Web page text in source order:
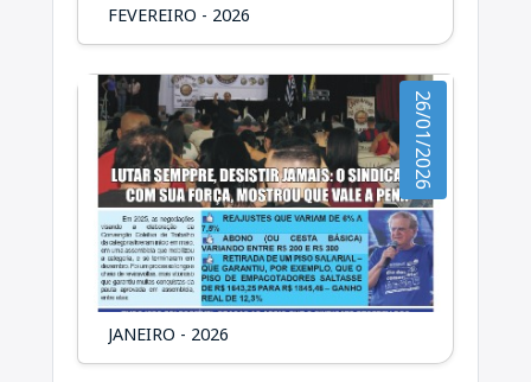
FEVEREIRO - 2026
26/01/2026
JANEIRO - 2026